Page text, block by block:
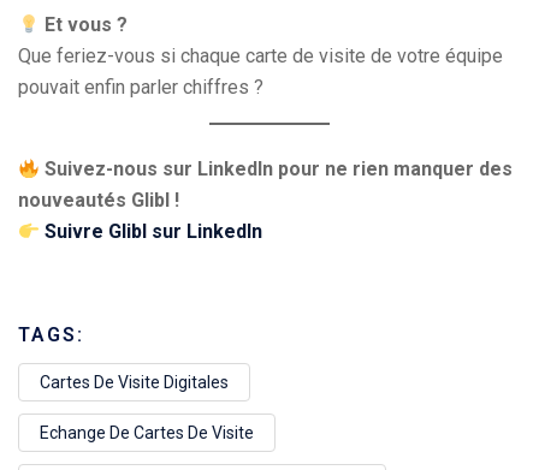
Et vous ?
Que feriez-vous si chaque carte de visite de votre équipe
pouvait enfin parler chiffres ?
Suivez-nous sur LinkedIn pour ne rien manquer des
nouveautés Glibl !
Suivre Glibl sur LinkedIn
TAGS:
Cartes De Visite Digitales
Echange De Cartes De Visite